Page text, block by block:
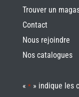
Trouver un
Contact
Nous rejoindre
Nos catalogues
« * » indique les